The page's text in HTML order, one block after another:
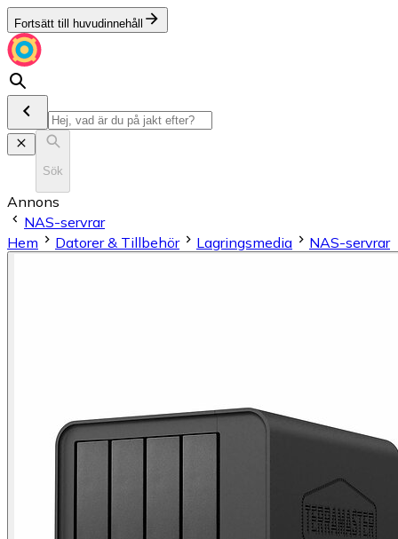
Fortsätt till huvudinnehåll
Sök
Annons
NAS-servrar
Hem
Datorer & Tillbehör Lagringsmedia NAS-servrar